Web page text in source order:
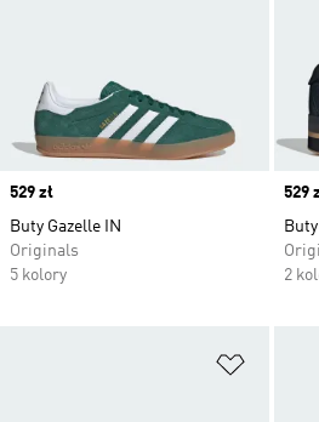
Price
529 zł
Buty Gazelle IN
Originals
5 kolory
529
2